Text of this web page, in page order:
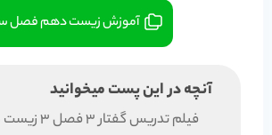
آموزش زیست دهم فصل
آنچه در این پست میخوانید
فیلم تدریس گفتار 3 فصل 3 زیست دهم